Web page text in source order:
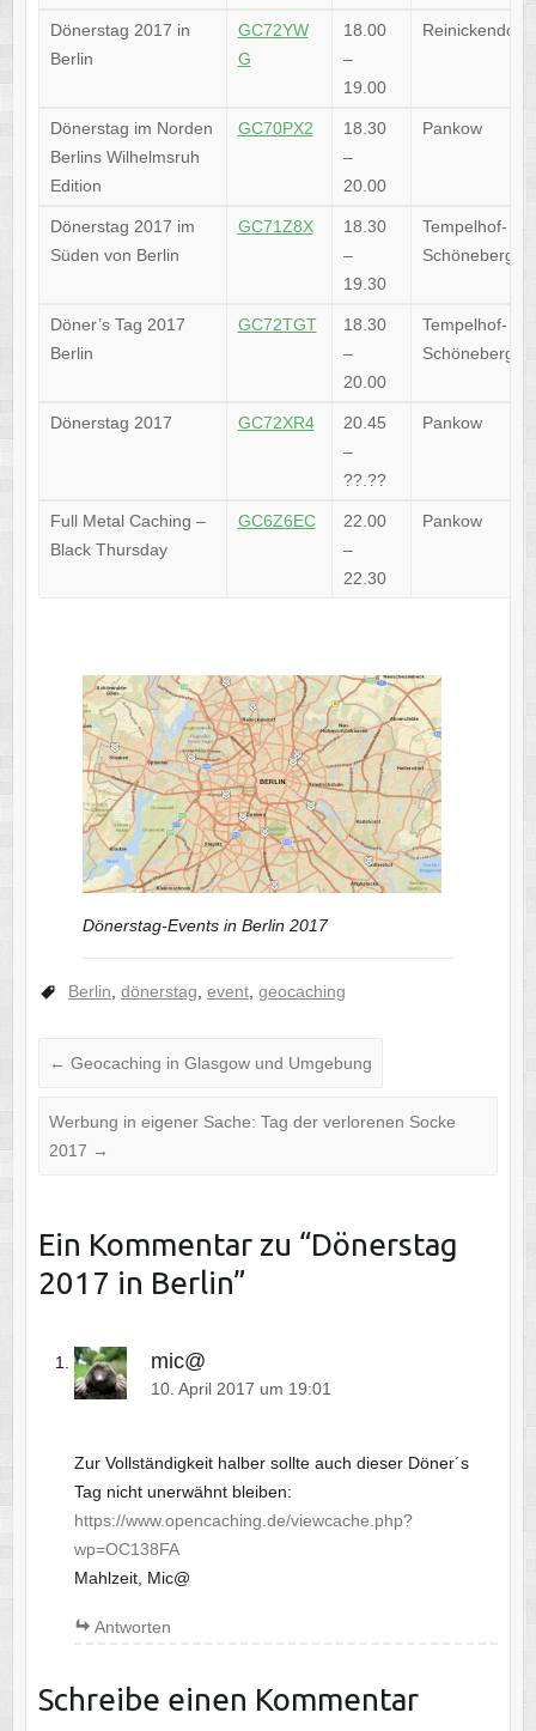
Dönerstag 2017 in
Berlin
GC72YW
G
18.00
–
19.00
Reinickendorf
Dönerstag im Norden
Berlins Wilhelmsruh
Edition
GC70PX2
18.30
–
20.00
Pankow
Dönerstag 2017 im
Süden von Berlin
GC71Z8X
18.30
–
19.30
Tempelhof-
Schöneberg
Döner’s Tag 2017
Berlin
GC72TGT
18.30
–
20.00
Tempelhof-
Schöneberg
Dönerstag 2017 GC72XR4
20.45
–
??.??
Pankow
Full Metal Caching –
Black Thursday
GC6Z6EC
22.00
–
22.30
Pankow
Dönerstag-Events in Berlin 2017
Berlin dönerstag event, geocaching
← Geocaching in Glasgow und Umgebung
Werbung in eigener Sache: Tag der verlorenen Socke
2017 →
Ein Kommentar zu “Dönerstag
2017 in Berlin”
mic@
10. April 2017 um 19:01
Zur Vollständigkeit halber sollte auch dieser Döner´s
Tag nicht unerwähnt bleiben:
https://www.opencaching.de/viewcache.php?
wp=OC138FA
Mahlzeit, Mic@
Antworten
Schreibe einen Kommentar